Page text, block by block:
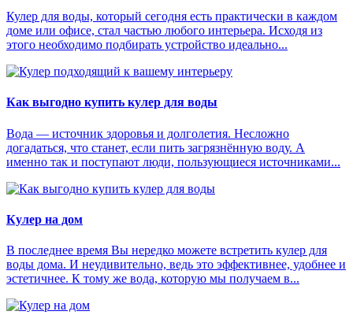
Кулер для воды, который сегодня есть практически в каждом
доме или офисе, стал частью любого интерьера. Исходя из
этого необходимо подбирать устройство идеально...
Как выгодно купить кулер для воды
Вода — источник здоровья и долголетия. Несложно
догадаться, что станет, если пить загрязнённую воду. А
именно так и поступают люди, пользующиеся источниками...
Кулер на дом
В последнее время Вы нередко можете встретить кулер для
воды дома. И неудивительно, ведь это эффективнее, удобнее и
эстетичнее. К тому же вода, которую мы получаем в...